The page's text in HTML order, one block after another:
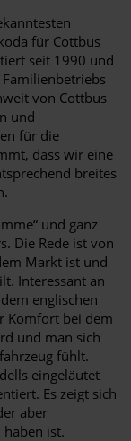
für Cottbus
seit 1990 und
von Cottbus
und
für die
dass wir eine
breites
und ganz
Die Rede ist von
Markt ist und
Interessant an
englischen
Komfort bei dem
und man sich
fühlt.
eingeläutet
Es zeigt sich
aber
ist.